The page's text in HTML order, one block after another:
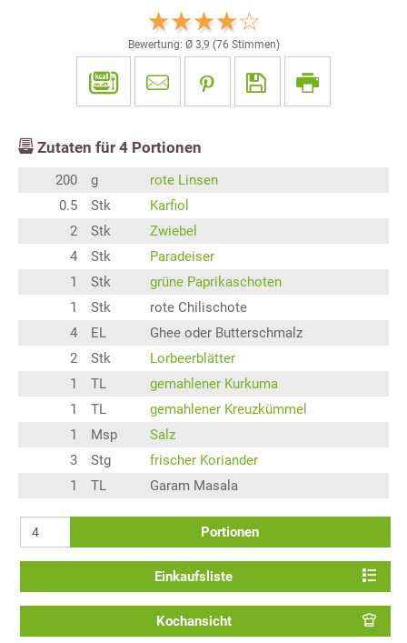
Bewertung: Ø 3,9 (76 Stimmen)
Zutaten für 4 Portionen
200 g
rote Linsen
0.5
Stk
Karfiol
2
Stk
Zwiebel
4
Stk
Paradeiser
1
Stk
grüne Paprikaschoten
1
Stk
rote Chilischote
4
EL
Ghee oder Butterschmalz
2
Stk
Lorbeerblätter
1
TL
gemahlener Kurkuma
1
TL
gemahlener Kreuzkümmel
1
Msp
Salz
3
Stg
frischer Koriander
1
TL Garam Masala
Portionen
Einkaufsliste
Kochansicht